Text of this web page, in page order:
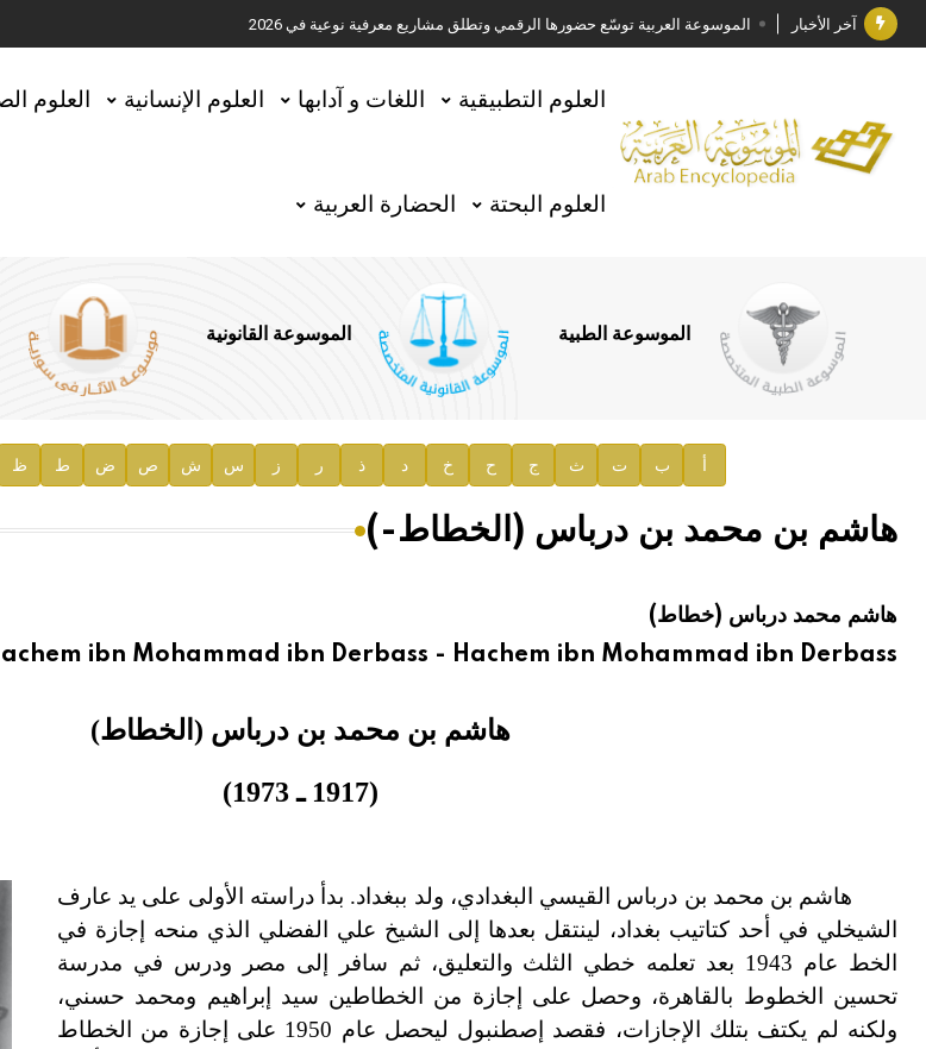
آخر الأخبار الموسوعة العربية توسّع حضورها الرقمي وتطلق مشاريع معرفية نوعية في 2026
جائزة مجمع الملك سلمان العالمي للغة العربية 2025
الأستاذ إياد خالد الطباع مدير عام لهيئة الموسوعة العربية
السيد محمد ياسين صالح وزيرا للثقافة
توصيات مجلس الإدارة
صدور المجلد السابع من موسوعة الآثار في سورية
إعلان..
هيئة الموسوعة العربية تطلق موسوعات جديدة في عام 2026
العلوم التطبيقية اللغات و آدابها العلوم الإنسانية العلوم
العلوم البحتة الحضارة العربية
الموسوعة الطبية الموسوعة القانونية
أ ب ت ث ج ح خ د ذ ر ز س ش ص ض ط ظ
هاشم بن محمد بن درباس (الخطاط-)
هاشم محمد درباس (خطاط)
ibn Mohammad ibn Derbass - Hachem ibn Mohammad ibn Derbass
هاشم بن محمد بن درباس (الخطاط)
(1917 ـ 1973)
هاشم بن محمد بن درباس القيسي البغدادي، ولد ببغداد. بدأ دراسته الأولى على يد عارف
الشيخلي في أحد كتاتيب بغداد، لينتقل بعدها إلى الشيخ علي الفضلي الذي منحه إجازة في
الخط عام 1943 بعد تعلمه خطي الثلث والتعليق، ثم سافر إلى مصر ودرس في مدرسة
تحسين الخطوط بالقاهرة، وحصل على إجازة من الخطاطين سيد إبراهيم ومحمد حسني،
ولكنه لم يكتف بتلك الإجازات، فقصد إصطنبول ليحصل عام 1950 على إجازة من الخطاط